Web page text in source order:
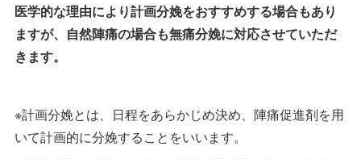
医学的な理由により計画分娩をおすすめする場合もあり
ますが、自然陣痛の場合も無痛分娩に対応させていただ
きます。
※計画分娩とは、日程をあらかじめ決め、陣痛促進剤を用
いて計画的に分娩することをいいます。